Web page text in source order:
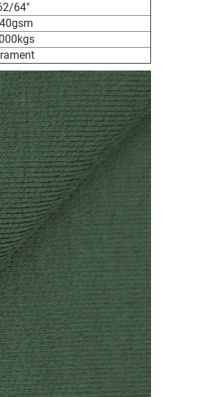
64"